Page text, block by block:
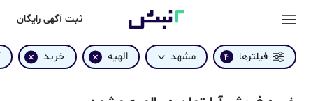
ثبت آگهی رایگان
فیلترها 4 مشهد الهیه خرید